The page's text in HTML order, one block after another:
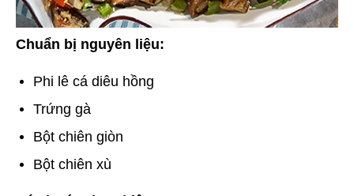
Chuẩn bị nguyên liệu:
Phi lê cá diêu hồng
Trứng gà
Bột chiên giòn
Bột chiên xù